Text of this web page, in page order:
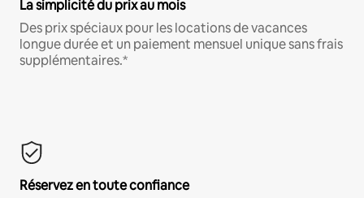
La simplicité du prix au mois
Des prix spéciaux pour les locations de vacances
longue durée et un paiement mensuel unique sans frais
supplémentaires.*
Réservez en toute confiance